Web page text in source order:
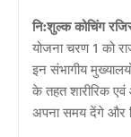
नि:शुल्क कोचिंग
योजना चरण 1 को
इन संभागीय
के तहत शारीरिक एवं
अपना समय देंगे और